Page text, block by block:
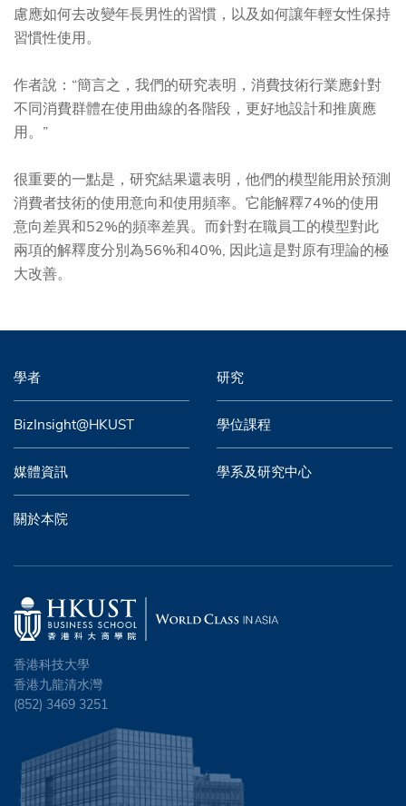
慮應如何去改變年長男性的習慣，以及如何讓年輕女性保持
習慣性使用。
作者說：“簡言之，我們的研究表明，消費技術行業應針對
不同消費群體在使用曲線的各階段，更好地設計和推廣應
用。”
很重要的一點是，研究結果還表明，他們的模型能用於預測
消費者技術的使用意向和使用頻率。它能解釋74%的使用
意向差異和52%的頻率差異。而針對在職員工的模型對此
兩項的解釋度分別為56%和40%, 因此這是對原有理論的極
大改善。
學者 研究
BizInsight@HKUST 學位課程
媒體資訊 學系及研究中心
關於本院
香港科技大學
香港九龍清水灣
(852) 3469 3251